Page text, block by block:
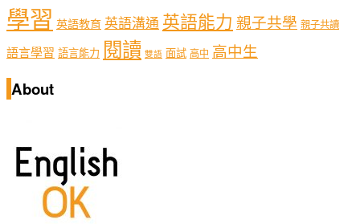
學習 英語教育 英語溝通 英語能力 親子共學 親子共讀
語言學習 語言能力 閱讀 雙語 面試 高中 高中生
About